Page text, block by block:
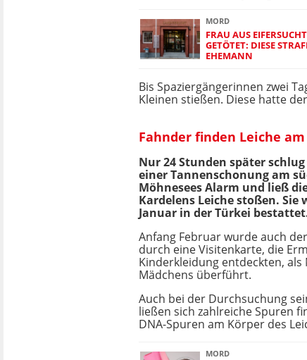
MORD
FRAU AUS
GETÖTET: DIESE
EHEMANN
Bis Spaziergängerinnen zwei
Kleinen stießen. Diese hatte
Fahnder finden Leiche
Nur 24 Stunden später
einer Tannenschonung am
Möhnesees Alarm und ließ
Kardelens Leiche stoßen. Sie
Januar in der Türkei
Anfang Februar wurde auch
durch eine Visitenkarte, die
Kinderkleidung entdeckten, als
Mädchens überführt.
Auch bei der Durchsuchung
ließen sich zahlreiche Spuren
DNA-Spuren am Körper des
MORD